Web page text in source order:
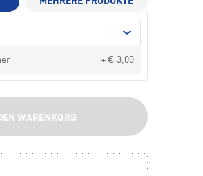
+ € 3,00
WARENKORB